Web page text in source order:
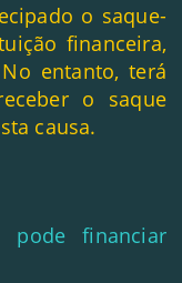
o saque-
financeira,
entanto, terá
o saque
causa.
pode financiar